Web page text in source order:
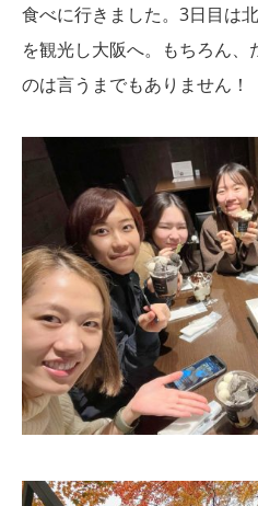
食べに行きました。 3日目は
を観光し大阪へ。
もちろん、
のは言うまでもありません！